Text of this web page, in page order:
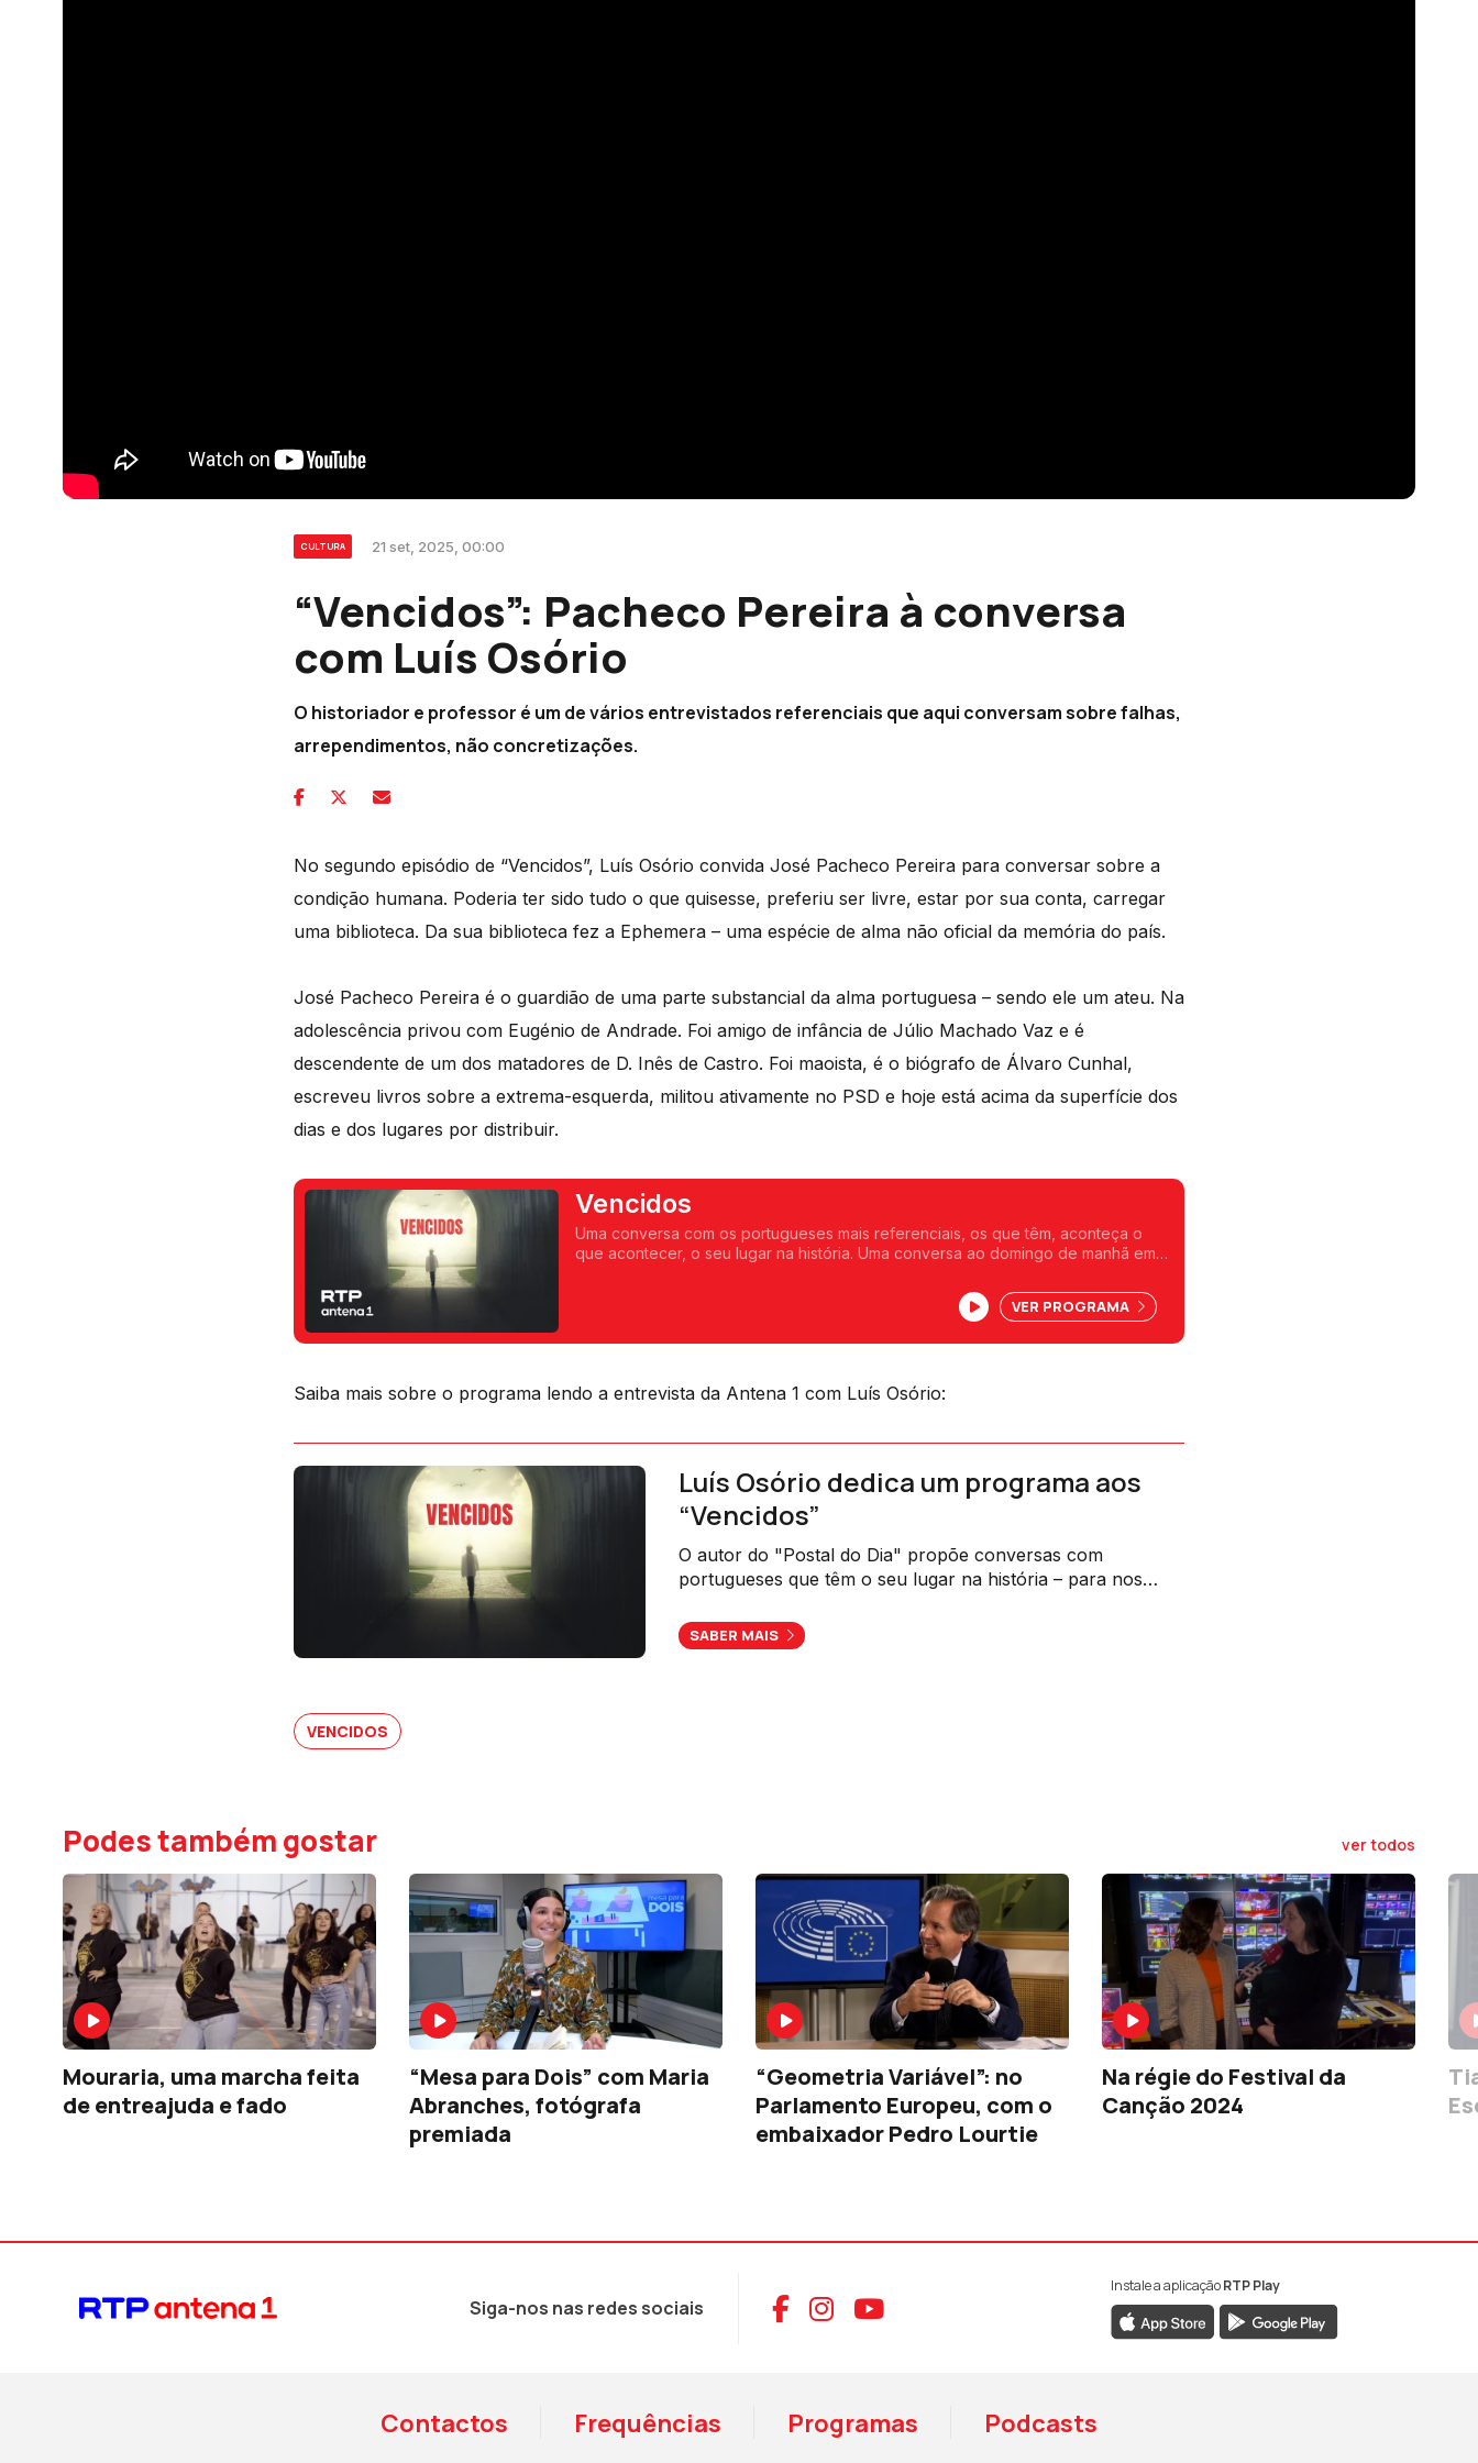
CULTURA 21 set, 2025, 00:00
“Vencidos”: Pacheco Pereira à conversa
com Luís Osório
O historiador e professor é um de vários entrevistados referenciais que aqui conversam sobre falhas,
arrependimentos, não concretizações.
No segundo episódio de “Vencidos”, Luís Osório convida José Pacheco Pereira para conversar sobre a
condição humana. Poderia ter sido tudo o que quisesse, preferiu ser livre, estar por sua conta, carregar
uma biblioteca. Da sua biblioteca fez a Ephemera – uma espécie de alma não oficial da memória do país.
José Pacheco Pereira é o guardião de uma parte substancial da alma portuguesa – sendo ele um ateu. Na
adolescência privou com Eugénio de Andrade. Foi amigo de infância de Júlio Machado Vaz e é
descendente de um dos matadores de D. Inês de Castro. Foi maoista, é o biógrafo de Álvaro Cunhal,
escreveu livros sobre a extrema-esquerda, militou ativamente no PSD e hoje está acima da superfície dos
dias e dos lugares por distribuir.
Vencidos
Uma conversa com os portugueses mais referenciais, os que têm, aconteça o
que acontecer, o seu lugar na história. Uma conversa ao domingo de manhã em
VER PROGRAMA
Saiba mais sobre o programa lendo a entrevista da Antena 1 com Luís Osório:
Luís Osório dedica um programa aos
“Vencidos”
O autor do "Postal do Dia" propõe conversas com
portugueses que têm o seu lugar na história – para nos
imaginamos".
SABER MAIS
VENCIDOS
Podes também gostar ver todos
Mouraria, uma marcha feita
de entreajuda e fado
“Mesa para Dois” com Maria
Abranches, fotógrafa
premiada
“Geometria Variável”: no
Parlamento Europeu, com o
embaixador Pedro Lourtie
Na régie do Festival da
Canção 2024
Siga-nos nas redes sociais Aceder ao Facebook da RTP Antena 1
Aceder ao Instagram da RTP Antena 1
Aceder ao YouTube da RTP Antena 1
Instale a aplicaçãoRTP Play
Contactos Frequências Programas Podcasts